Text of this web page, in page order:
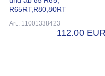
R65RT,R80,80RT
Art.: 11001338423
112.00